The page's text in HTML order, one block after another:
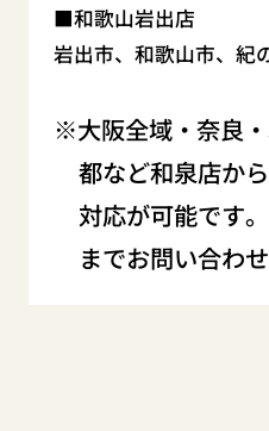
和歌山岩出店
岩出市、和歌山市、紀
大阪全域・奈良
都など和泉店か
対応が可能です
までお問い合わ